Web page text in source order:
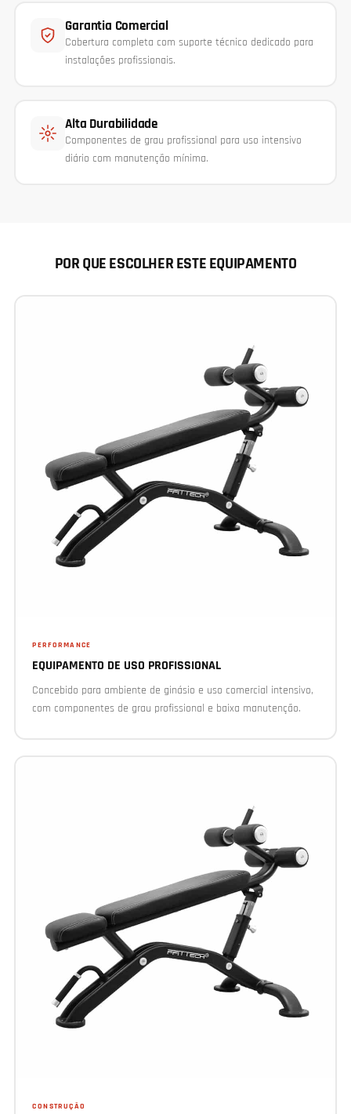
Garantia Comercial
Cobertura completa com suporte técnico dedicado para
instalações profissionais.
Alta Durabilidade
Componentes de grau profissional para uso intensivo
diário com manutenção mínima.
POR QUE ESCOLHER ESTE EQUIPAMENTO
PERFORMANCE
EQUIPAMENTO DE USO PROFISSIONAL
Concebido para ambiente de ginásio e uso comercial intensivo,
com componentes de grau profissional e baixa manutenção.
CONSTRUÇÃO